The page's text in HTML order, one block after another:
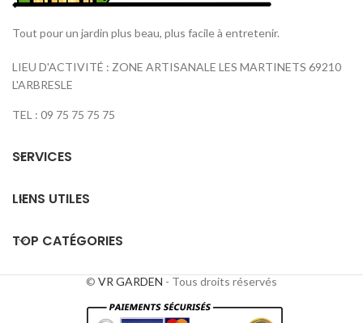
Tout pour un jardin plus beau, plus facile à entretenir.
LIEU D'ACTIVITÉ : ZONE ARTISANALE LES MARTINETS 69210
L'ARBRESLE
TEL : 09 75 75 75 75
SERVICES
LIENS UTILES
TOP CATÉGORIES
© VR GARDEN - Tous droits réservés